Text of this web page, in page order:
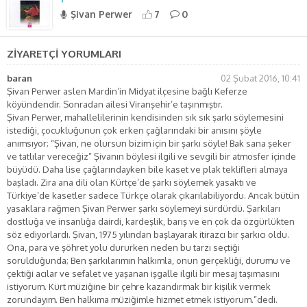
Şivan Perwer 7 0
ZİYARETÇİ YORUMLARI
baran
02 Şubat 2016, 10:41
Şivan Perwer aslen Mardin’in Midyat ilçesine bağlı Keferze
köyündendir. Sonradan ailesi Viranşehir’e taşınmıştır.
Şivan Perwer, mahallelilerinin kendisinden sık sık şarkı söylemesini
istediği, çocukluğunun çok erken çağlarındaki bir anısını şöyle
anımsıyor; “Şivan, ne olursun bizim için bir şarkı söyle! Bak sana şeker
ve tatlılar vereceğiz” Şivanın böylesi ilgili ve sevgili bir atmosfer içinde
büyüdü. Daha lise çağlarındayken bile kaset ve plak teklifleri almaya
başladı. Zira ana dili olan Kürtçe’de şarkı söylemek yasaktı ve
Türkiye’de kasetler sadece Türkçe olarak çıkarılabiliyordu. Ancak bütün
yasaklara rağmen Şivan Perwer şarkı söylemeyi sürdürdü. Şarkıları
dostluğa ve insanlığa dairdi, kardeşlik, barış ve en çok da özgürlükten
söz ediyorlardı. Şivan, 1975 yılından başlayarak itirazcı bir şarkıcı oldu.
Ona, para ve şöhret yolu dururken neden bu tarzı seçtiği
sorulduğunda; Ben şarkılarımın halkımla, onun gerçekliği, durumu ve
çektiği acılar ve sefalet ve yaşanan işgalle ilgili bir mesaj taşımasını
istiyorum. Kürt müziğine bir çehre kazandırmak bir kişilik vermek
zorundayım. Ben halkıma müziğimle hizmet etmek istiyorum.”dedi.